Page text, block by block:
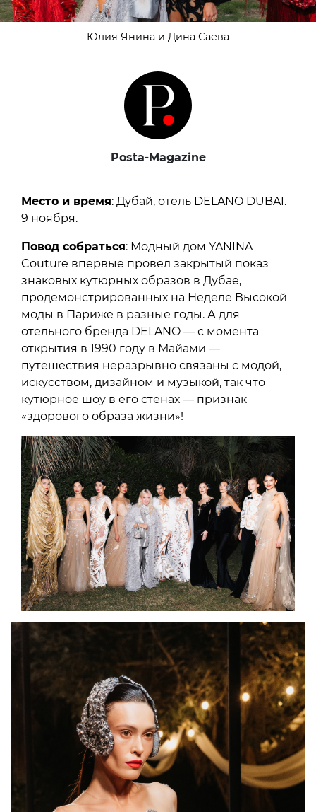
Юлия Янина и Дина Саева
Posta-Magazine
Место и время: Дубай, отель DELANO DUBAI.
9 ноября.
Повод собраться: Модный дом YANINA
Couture впервые провел закрытый показ
знаковых кутюрных образов в Дубае,
продемонстрированных на Неделе Высокой
моды в Париже в разные годы. А для
отельного бренда DELANO — с момента
открытия в 1990 году в Майами —
путешествия неразрывно связаны с модой,
искусством, дизайном и музыкой, так что
кутюрное шоу в его стенах — признак
«здорового образа жизни»!